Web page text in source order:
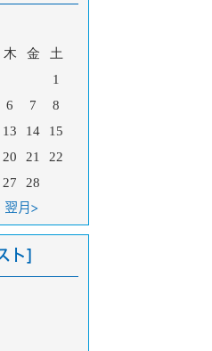
木 金
土
1
6 7
8
13 14
15
20 21
22
27 28
翌月>
ト]